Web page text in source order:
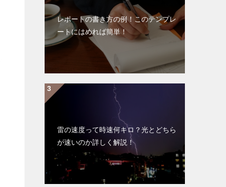
レポートの書き方の例！このテンプレ
ートにはめれば簡単！
雷の速度って時速何キロ？光とどちら
が速いのか詳しく解説！